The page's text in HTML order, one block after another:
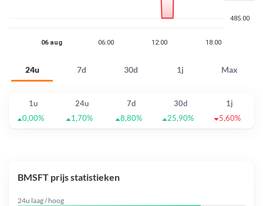
24u 7d 30d 1j Max
1u 24u 7d 30d
1j
0,00%
1,70% 8,80% 25,90% 5,60%
BMSFT prijs statistieken
24u laag / hoog